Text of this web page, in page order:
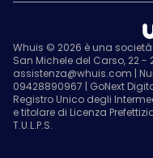
Whuis © 2026 è una
San Michele del Carso, 22 -
assistenza@whuis.com |
09428890967 | GoNext
Registro Unico degli
e titolare di Licenza
T.U.L.P.S.